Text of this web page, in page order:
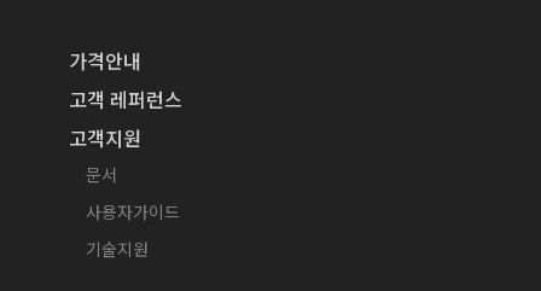
가격안내
고객 레퍼런스
고객지원
문서
사용자가이드
기술지원